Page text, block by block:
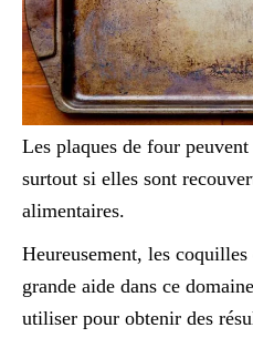
Les plaques de four
surtout si elles sont
alimentaires.
Heureusement, les
grande aide dans ce
utiliser pour obtenir des